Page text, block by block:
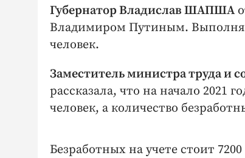
Губернатор Владислав ШАПША
Владимиром Путиным.
человек.
Заместитель министра труда и
рассказала, что на начало 2021
человек, а количество
Безработных на учете стоит